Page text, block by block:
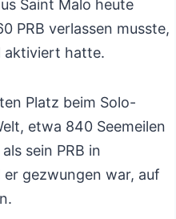
Saint Malo heute
PRB verlassen musste,
aktiviert hatte.
Platz beim Solo-
etwa 840 Seemeilen
sein PRB in
gezwungen war, auf